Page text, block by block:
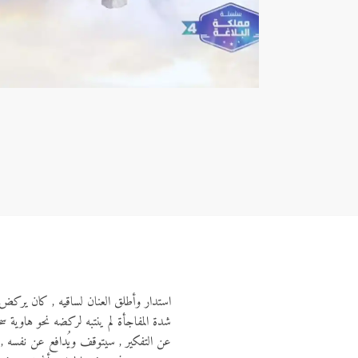
استدار وأطلق العنان لساقيه , كان
شدة المفاجأة لم ينتبه لركضه نحو هاوية
عن التفكير , سيتوقف ويُدافع عن نفسه